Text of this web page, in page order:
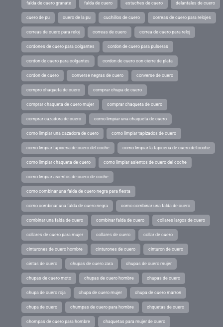
falda de cuero granate falda de cuero estuches de cuero delantales de cuero
cuero de pu cuero de la pu cuchillos de cuero correas de cuero para relojes
correas de cuero para reloj correas de cuero correa de cuero para reloj
cordones de cuero para colgantes cordon de cuero para pulseras
cordon de cuero para colgantes cordon de cuero con cierre de plata
cordon de cuero converse negras de cuero converse de cuero
compro chaqueta de cuero comprar chupa de cuero
comprar chaqueta de cuero mujer comprar chaqueta de cuero
comprar cazadora de cuero como limpiar una chaqueta de cuero
como limpiar una cazadora de cuero como limpiar tapizados de cuero
como limpiar tapiceria de cuero del coche como limpiar la tapiceria de cuero del coche
como limpiar chaqueta de cuero como limpiar asientos de cuero del coche
como limpiar asientos de cuero de coche
como combinar una falda de cuero negra para fiesta
como combinar una falda de cuero negra como combinar una falda de cuero
combinar una falda de cuero combinar falda de cuero collares largos de cuero
collares de cuero para mujer collares de cuero collar de cuero
cinturones de cuero hombre cinturones de cuero cinturon de cuero
cintas de cuero chupas de cuero zara chupas de cuero mujer
chupas de cuero moto chupas de cuero hombre chupas de cuero
chupa de cuero roja chupa de cuero mujer chupa de cuero marron
chupa de cuero chumpas de cuero para hombre chquetas de cuero
chompas de cuero para hombre chaquetas para mujer de cuero